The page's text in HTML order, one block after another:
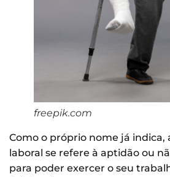
freepik.com
Como o próprio nome já indica,
laboral se refere à aptidão ou
para poder exercer o seu